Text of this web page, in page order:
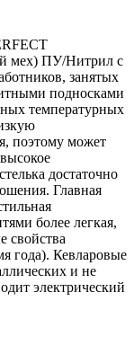
мех) ПУ/Нитрил с
занятых
подносками
температурных
поэтому может
достаточно
Главная
более легкая,
свойства
года). Кевларовые
и не
электрический